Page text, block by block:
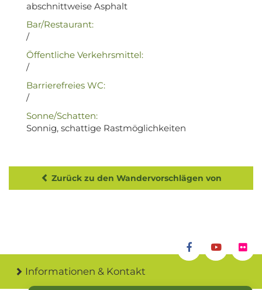
abschnittweise Asphalt
Bar/Restaurant:
/
Öffentliche Verkehrsmittel:
/
Barrierefreies WC:
/
Sonne/Schatten:
Sonnig, schattige Rastmöglichkeiten
Zurück zu den Wandervorschlägen von
Informationen & Kontakt